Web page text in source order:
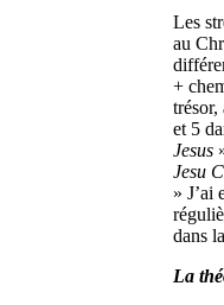
Les
au
+
et 5
Jesus
Jesu
» J’ai
dans
La